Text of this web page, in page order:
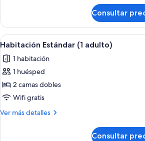
Estándar
(3
adultos
niño)
Consultar
Abrir
todas
las
fotos
de
Habitación
Estándar
9
Habitación Estándar (1 adulto)
1 habitación
1 huésped
2 camas dobles
Wifi gratis
Ver más detalles
Más
Consultar